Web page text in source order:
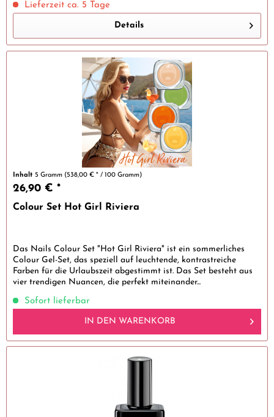
Lieferzeit ca. 5 Tage
Details
Inhalt 5 Gramm (538,00 € * / 100 Gramm)
26,90 € *
Colour Set Hot Girl Riviera
Das Nails Colour Set "Hot Girl Riviera" ist ein sommerliches
Colour Gel-Set, das speziell auf leuchtende, kontrastreiche
Farben für die Urlaubszeit abgestimmt ist. Das Set besteht aus
vier trendigen Nuancen, die perfekt miteinander...
Sofort lieferbar
IN DEN WARENKORB